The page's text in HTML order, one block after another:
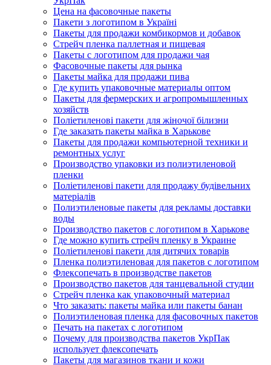
Цена на фасовочные пакеты
Пакети з логотипом в Україні
Пакеты для продажи комбикормов и добавок
Стрейч пленка паллетная и пищевая
Пакеты с логотипом для продажи чая
Фасовочные пакеты для рынка
Пакеты майка для продажи пива
Где купить упаковочные материалы оптом
Пакеты для фермерских и агропромышленных
хозяйств
Поліетиленові пакети для жіночої білизни
Где заказать пакеты майка в Харькове
Пакеты для продажи компьютерной техники и
ремонтных услуг
Производство упаковки из полиэтиленовой
пленки
Поліетиленові пакети для продажу будівельних
матеріалів
Полиэтиленовые пакеты для рекламы доставки
воды
Производство пакетов с логотипом в Харькове
Где можно купить стрейч пленку в Украине
Поліетиленові пакети для дитячих товарів
Пленка полиэтиленовая для пакетов с логотипом
Флексопечать в производстве пакетов
Производство пакетов для танцевальной студии
Стрейч пленка как упаковочный материал
Что заказать: пакеты майка или пакеты банан
Полиэтиленовая пленка для фасовочных пакетов
Печать на пакетах с логотипом
Почему для производства пакетов УкрПак
использует флексопечать
Пакеты для магазинов ткани и кожи